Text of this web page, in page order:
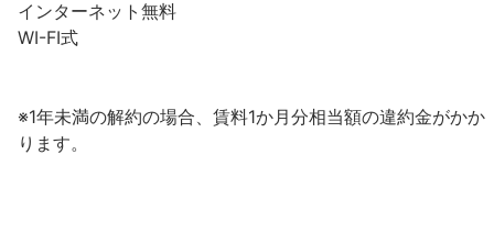
インターネット無料
WI-FI式
※1年未満の解約の場合、賃料1か月分相当額の違約金がかか
ります。